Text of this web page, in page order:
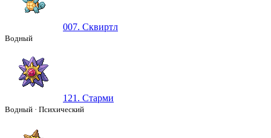
007. Сквиртл
Водный
121. Старми
Водный · Психический